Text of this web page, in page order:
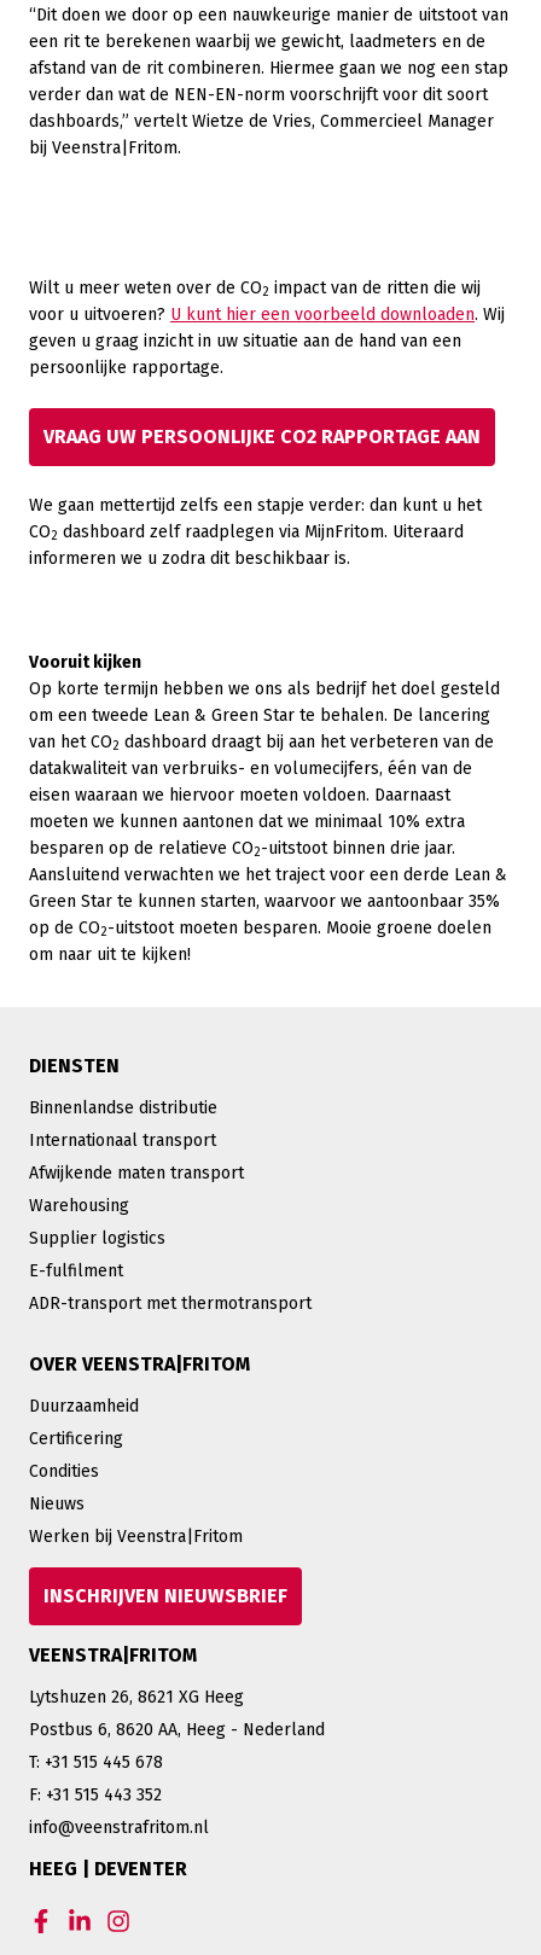
“Dit doen we door op een nauwkeurige manier de uitstoot van
een rit te berekenen waarbij we gewicht, laadmeters en de
afstand van de rit combineren. Hiermee gaan we nog een stap
verder dan wat de NEN-EN-norm voorschrijft voor dit soort
dashboards,” vertelt Wietze de Vries, Commercieel Manager
bij Veenstra|Fritom.
Wilt u meer weten over de CO2 impact van de ritten die wij
voor u uitvoeren? U kunt hier een voorbeeld downloaden. Wij
geven u graag inzicht in uw situatie aan de hand van een
persoonlijke rapportage.
VRAAG UW PERSOONLIJKE CO2 RAPPORTAGE AAN
We gaan mettertijd zelfs een stapje verder: dan kunt u het
CO2 dashboard zelf raadplegen via MijnFritom. Uiteraard
informeren we u zodra dit beschikbaar is.
Vooruit kijken
Op korte termijn hebben we ons als bedrijf het doel gesteld
om een tweede Lean & Green Star te behalen. De lancering
van het CO2 dashboard draagt bij aan het verbeteren van de
datakwaliteit van verbruiks- en volumecijfers, één van de
eisen waaraan we hiervoor moeten voldoen. Daarnaast
moeten we kunnen aantonen dat we minimaal 10% extra
besparen op de relatieve CO2-uitstoot binnen drie jaar.
Aansluitend verwachten we het traject voor een derde Lean &
Green Star te kunnen starten, waarvoor we aantoonbaar 35%
op de CO2-uitstoot moeten besparen. Mooie groene doelen
om naar uit te kijken!
DIENSTEN
Binnenlandse distributie
Internationaal transport
Afwijkende maten transport
Warehousing
Supplier logistics
E-fulfilment
ADR-transport met thermotransport
OVER VEENSTRA|FRITOM
Duurzaamheid
Certificering
Condities
Nieuws
Werken bij Veenstra|Fritom
INSCHRIJVEN NIEUWSBRIEF
VEENSTRA|FRITOM
Lytshuzen 26, 8621 XG Heeg
Postbus 6, 8620 AA, Heeg - Nederland
T: +31 515 445 678
F: +31 515 443 352
info@veenstrafritom.nl
HEEG | DEVENTER